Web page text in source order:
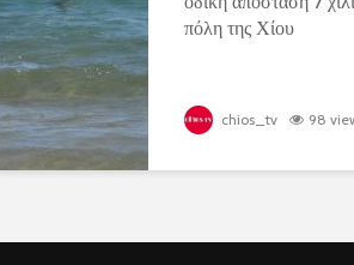
πόλη της Χίου
chios_tv 98